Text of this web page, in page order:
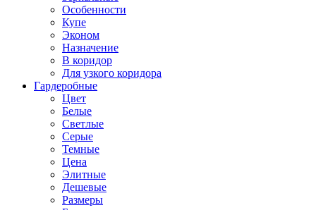
Особенности
Купе
Эконом
Назначение
В коридор
Для узкого коридора
Гардеробные
Цвет
Белые
Светлые
Серые
Темные
Цена
Элитные
Дешевые
Размеры